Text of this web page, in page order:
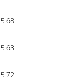
5.68
5.63
5.72